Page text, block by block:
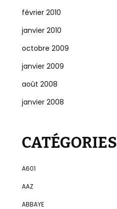
février 2010
janvier 2010
octobre 2009
janvier 2009
août 2008
janvier 2008
CATÉGORIES
A601
AAZ
ABBAYE